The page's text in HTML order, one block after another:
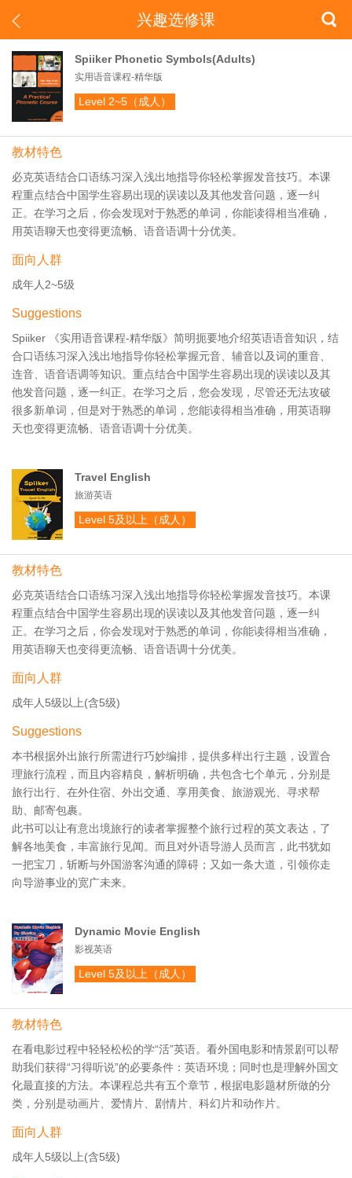
 
兴趣选修课
Spiiker Phonetic Symbols(Adults)
实用语音课程-精华版
Level 2~5（成人）
教材特色
必克英语结合口语练习深入浅出地指导你轻松掌握发音技巧。本课
程重点结合中国学生容易出现的误读以及其他发音问题，逐一纠
正。在学习之后，你会发现对于熟悉的单词，你能读得相当准确，
用英语聊天也变得更流畅、语音语调十分优美。
面向人群
成年人2~5级
Suggestions
Spiiker 《实用语音课程-精华版》简明扼要地介绍英语语音知识，结
合口语练习深入浅出地指导你轻松掌握元音、辅音以及词的重音、
连音、语音语调等知识。重点结合中国学生容易出现的误读以及其
他发音问题，逐一纠正。在学习之后，您会发现，尽管还无法攻破
很多新单词，但是对于熟悉的单词，您能读得相当准确，用英语聊
天也变得更流畅、语音语调十分优美。
Travel English
旅游英语
Level 5及以上（成人）
教材特色
必克英语结合口语练习深入浅出地指导你轻松掌握发音技巧。本课
程重点结合中国学生容易出现的误读以及其他发音问题，逐一纠
正。在学习之后，你会发现对于熟悉的单词，你能读得相当准确，
用英语聊天也变得更流畅、语音语调十分优美。
面向人群
成年人5级以上(含5级)
Suggestions
本书根据外出旅行所需进行巧妙编排，提供多样出行主题，设置合
理旅行流程，而且内容精良，解析明确，共包含七个单元，分别是
旅行出行、在外住宿、外出交通、享用美食、旅游观光、寻求帮
助、邮寄包裹。
此书可以让有意出境旅行的读者掌握整个旅行过程的英文表达，了
解各地美食，丰富旅行见闻。而且对外语导游人员而言，此书犹如
一把宝刀，斩断与外国游客沟通的障碍；又如一条大道，引领你走
向导游事业的宽广未来。
Dynamic Movie English
影视英语
Level 5及以上（成人）
教材特色
在看电影过程中轻轻松松的学“活”英语。看外国电影和情景剧可以帮
助我们获得“习得听说”的必要条件：英语环境；同时也是理解外国文
化最直接的方法。本课程总共有五个章节，根据电影题材所做的分
类，分别是动画片、爱情片、剧情片、科幻片和动作片。
面向人群
成年人5级以上(含5级)